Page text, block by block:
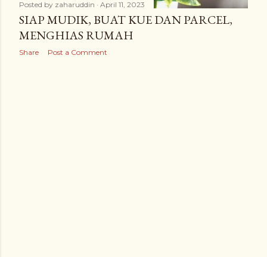
Posted by zaharuddin April 11, 2023
SIAP MUDIK, BUAT KUE DAN PARCEL,
MENGHIAS RUMAH
Share Post a Comment